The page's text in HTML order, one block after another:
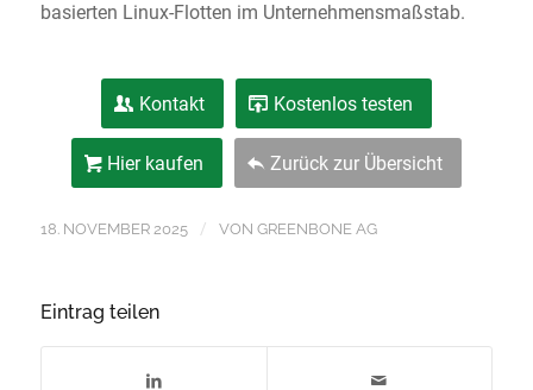
basierten Linux-Flotten im Unternehmensmaßstab.
Kontakt Kostenlos testen
Hier kaufen Zurück zur Übersicht
18. NOVEMBER 2025 / VON GREENBONE AG
Eintrag teilen